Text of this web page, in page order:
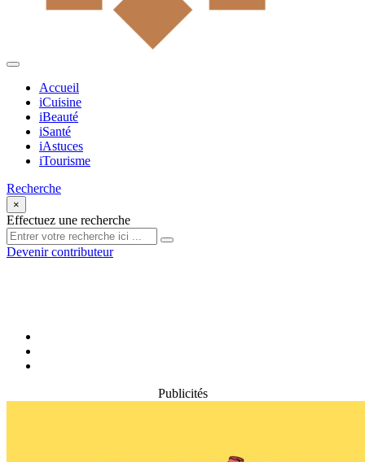
Accueil
iCuisine
iBeauté
iSanté
iAstuces
iTourisme
Recherche
×
Effectuez une recherche
Devenir contributeur
Publicités